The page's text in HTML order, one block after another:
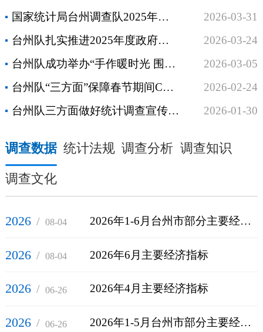
国家统计局台州调查队2025年度逾期尚未支付中小企业款项信息公开公示
2026-03-31
台州队扎实推进2025年度政府财务报告编报工作
2026-03-24
台州队成功举办“手作暖时光 围炉话芳华”妇女节主题活动
2026-03-05
台州队“三方面”保障春节期间CPI调查工作有序推进
2026-02-24
台州队三方面做好统计调查宣传工作
2026-01-30
调查数据 统计法规 调查分析 调查知识
调查文化
2026 / 08-04 2026年1-6月台州市部分主要经济指标情况表
2026 / 08-04 2026年6月主要经济指标
2026 / 06-26 2026年4月主要经济指标
2026 / 06-26 2026年1-5月台州市部分主要经济指标情况表